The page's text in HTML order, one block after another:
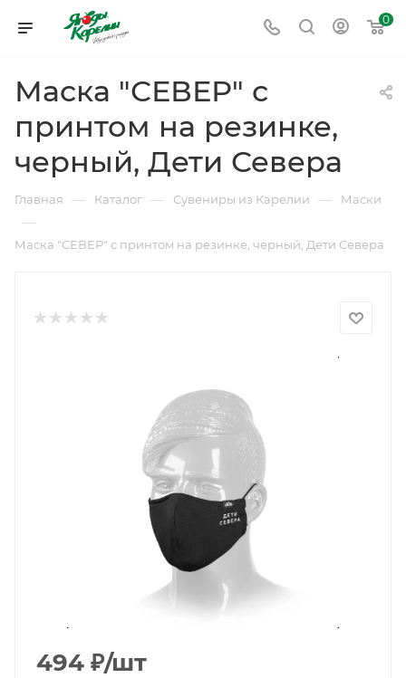
0
Маска "СЕВЕР" с
принтом на резинке,
черный, Дети Севера
Главная — Каталог — Сувениры из Карелии — Маски
—
Маска "СЕВЕР" с принтом на резинке, черный, Дети Севера
494 ₽/шт